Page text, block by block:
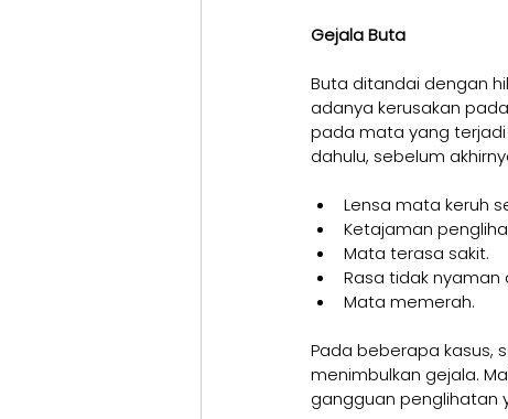
Gejala Buta
Buta ditandai dengan
adanya kerusakan
pada mata yang
dahulu, sebelum
Lensa mata keruh
Ketajaman
Mata terasa sakit.
Rasa tidak
Mata memerah.
Pada beberapa kasus,
menimbulkan gejala.
gangguan penglihatan